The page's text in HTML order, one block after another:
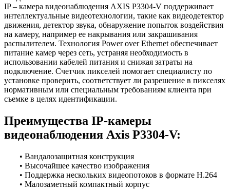
IP – камера видеонаблюдения AXIS P3304-V поддерживает
интеллектуальные видеотехнологии, такие как видеодетектор
движения, детектор звука, обнаружение попыток воздействия
на камеру, например ее накрывания или закрашивания
распылителем. Технология Power over Ethernet обеспечивает
питание камер через сеть, устраняя необходимость в
использовании кабелей питания и снижая затраты на
подключение. Счетчик пикселей помогает специалисту по
установке проверить, соответствует ли разрешение в пикселях
нормативным или специальным требованиям клиента при
съемке в целях идентификации.
Преимущества IP-камеры
видеонаблюдения Axis P3304-V:
• Вандалозащитная конструкция
• Высочайшее качество изображения
• Поддержка нескольких видеопотоков в формате H.264
• Малозаметный компактный корпус